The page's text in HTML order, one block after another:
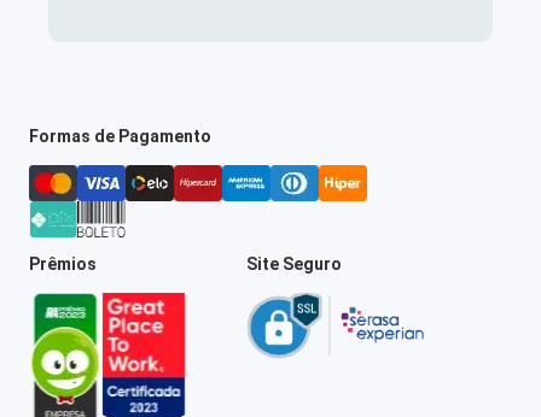
Formas de Pagamento
Prêmios Site Seguro